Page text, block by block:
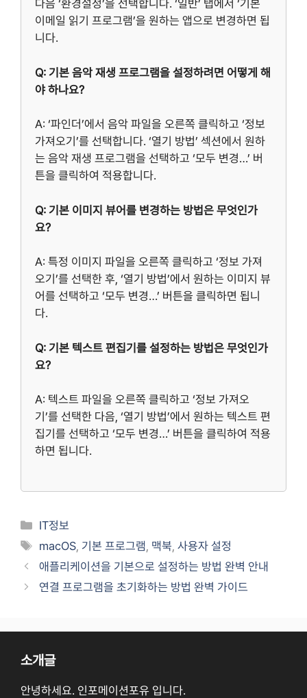
다음 ‘환경설정’을 선택합니다. ‘일반’ 탭에서 ‘기본
이메일 읽기 프로그램’을 원하는 앱으로 변경하면 됩
니다.
Q: 기본 음악 재생 프로그램을 설정하려면 어떻게 해
야 하나요?
A: ‘파인더’에서 음악 파일을 오른쪽 클릭하고 ‘정보
가져오기’를 선택합니다. ‘열기 방법’ 섹션에서 원하
는 음악 재생 프로그램을 선택하고 ‘모두 변경…’ 버
튼을 클릭하여 적용합니다.
Q: 기본 이미지 뷰어를 변경하는 방법은 무엇인가
요?
A: 특정 이미지 파일을 오른쪽 클릭하고 ‘정보 가져
오기’를 선택한 후, ‘열기 방법’에서 원하는 이미지 뷰
어를 선택하고 ‘모두 변경…’ 버튼을 클릭하면 됩니
다.
Q: 기본 텍스트 편집기를 설정하는 방법은 무엇인가
요?
A: 텍스트 파일을 오른쪽 클릭하고 ‘정보 가져오
기’를 선택한 다음, ‘열기 방법’에서 원하는 텍스트 편
집기를 선택하고 ‘모두 변경…’ 버튼을 클릭하여 적용
하면 됩니다.
Categories
IT정보
Tags
macOS 기본 프로그램 맥북 ,사용자 설정
애플리케이션을 기본으로 설정하는 방법 완벽 안내
연결 프로그램을 초기화하는 방법 완벽 가이드
소개글
안녕하세요. 인포메이션포유 입니다.